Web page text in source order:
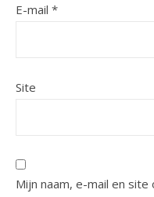
E-mail *
Site
Mijn naam, e-mail en